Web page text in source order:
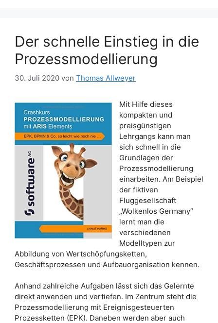
Der schnelle Einstieg in die
Prozessmodellierung
30. Juli 2020 von Thomas Allweyer
Mit Hilfe dieses
kompakten und
preisgünstigen
Lehrgangs kann man
sich schnell in die
Grundlagen der
Prozessmodellierung
einarbeiten. Am Beispiel
der fiktiven
Fluggesellschaft
„Wolkenlos Germany“
lernt man die
verschiedenen
Modelltypen zur
Abbildung von Wertschöpfungsketten,
Geschäftsprozessen und Aufbauorganisation kennen.
Anhand zahlreiche Aufgaben lässt sich das Gelernte
direkt anwenden und vertiefen. Im Zentrum steht die
Prozessmodellierung mit Ereignisgesteuerten
Prozessketten (EPK). Daneben werden aber auch